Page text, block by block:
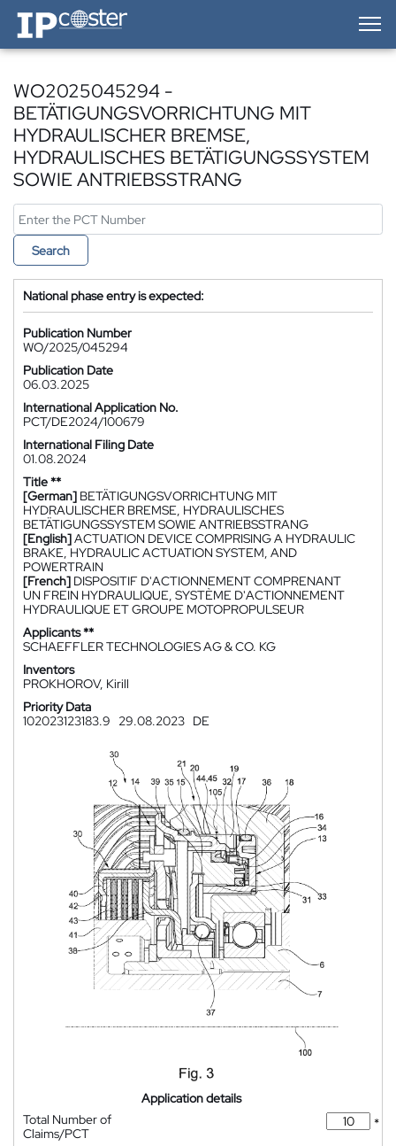
IP-Coster — Home
WO2025045294 -
BETÄTIGUNGSVORRICHTUNG MIT
HYDRAULISCHER BREMSE,
HYDRAULISCHES BETÄTIGUNGSSYSTEM
SOWIE ANTRIEBSSTRANG
Search
National phase entry is expected:
Publication Number
WO/2025/045294
Publication Date
06.03.2025
International Application No.
PCT/DE2024/100679
International Filing Date
01.08.2024
Title **
[German] BETÄTIGUNGSVORRICHTUNG MIT
HYDRAULISCHER BREMSE, HYDRAULISCHES
BETÄTIGUNGSSYSTEM SOWIE ANTRIEBSSTRANG
[English]ACTUATION DEVICE COMPRISING A HYDRAULIC
BRAKE, HYDRAULIC ACTUATION SYSTEM, AND
POWERTRAIN
[French] DISPOSITIF D'ACTIONNEMENT COMPRENANT
UN FREIN HYDRAULIQUE, SYSTÈME D'ACTIONNEMENT
HYDRAULIQUE ET GROUPE MOTOPROPULSEUR
Applicants **
SCHAEFFLER TECHNOLOGIES AG & CO. KG
Inventors
PROKHOROV, Kirill
Priority Data
102023123183.9
29.08.2023 DE
Application details
Total Number of
Claims/PCT
*